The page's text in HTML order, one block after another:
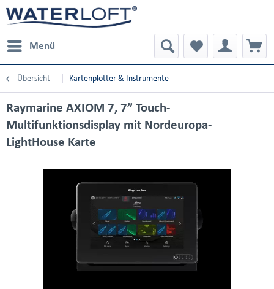
Menü
Übersicht Kartenplotter & Instrumente
Raymarine AXIOM 7, 7” Touch-
Multifunktionsdisplay mit Nordeuropa-
LightHouse Karte